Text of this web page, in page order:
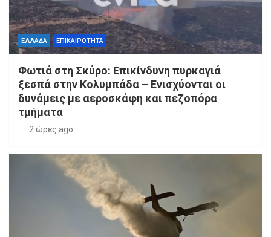
ΕΛΛΑΔΑ ΕΠΙΚΑΙΡΟΤΗΤΑ
Φωτιά στη Σκύρο: Επικίνδυνη πυρκαγιά
ξεσπά στην Κολυμπάδα – Ενισχύονται οι
δυνάμεις με αεροσκάφη και πεζοπόρα
τμήματα
2 ώρες ago